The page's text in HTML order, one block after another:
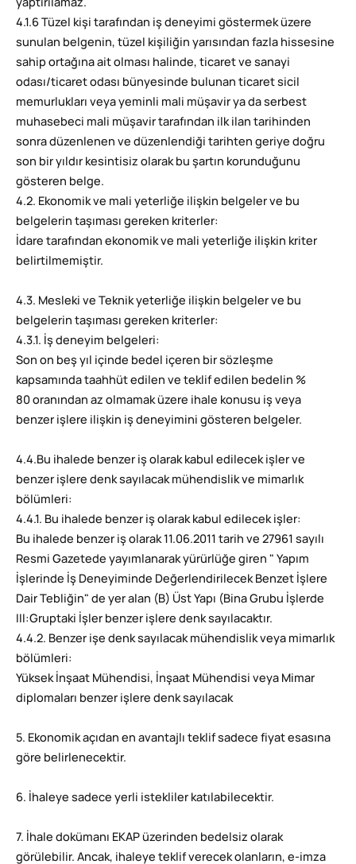
yaptırılamaz.
4.1.6 Tüzel kişi tarafından iş deneyimi göstermek üzere
sunulan belgenin, tüzel kişiliğin yarısından fazla hissesine
sahip ortağına ait olması halinde, ticaret ve sanayi
odası/ticaret odası bünyesinde bulunan ticaret sicil
memurlukları veya yeminli mali müşavir ya da serbest
muhasebeci mali müşavir tarafından ilk ilan tarihinden
sonra düzenlenen ve düzenlendiği tarihten geriye doğru
son bir yıldır kesintisiz olarak bu şartın korunduğunu
gösteren belge.
4.2. Ekonomik ve mali yeterliğe ilişkin belgeler ve bu
belgelerin taşıması gereken kriterler:
İdare tarafından ekonomik ve mali yeterliğe ilişkin kriter
belirtilmemiştir.
4.3. Mesleki ve Teknik yeterliğe ilişkin belgeler ve bu
belgelerin taşıması gereken kriterler:
4.3.1. İş deneyim belgeleri:
Son on beş yıl içinde bedel içeren bir sözleşme
kapsamında taahhüt edilen ve teklif edilen bedelin %
80 oranından az olmamak üzere ihale konusu iş veya
benzer işlere ilişkin iş deneyimini gösteren belgeler.
4.4.Bu ihalede benzer iş olarak kabul edilecek işler ve
benzer işlere denk sayılacak mühendislik ve mimarlık
bölümleri:
4.4.1. Bu ihalede benzer iş olarak kabul edilecek işler:
Bu ihalede benzer iş olarak 11.06.2011 tarih ve 27961 sayılı
Resmi Gazetede yayımlanarak yürürlüğe giren " Yapım
İşlerinde İş Deneyiminde Değerlendirilecek Benzet İşlere
Dair Tebliğin" de yer alan (B) Üst Yapı (Bina Grubu İşlerde
III:Gruptaki İşler benzer işlere denk sayılacaktır.
4.4.2. Benzer işe denk sayılacak mühendislik veya mimarlık
bölümleri:
Yüksek İnşaat Mühendisi, İnşaat Mühendisi veya Mimar
diplomaları benzer işlere denk sayılacak
5. Ekonomik açıdan en avantajlı teklif sadece fiyat esasına
göre belirlenecektir.
6. İhaleye sadece yerli istekliler katılabilecektir.
7. İhale dokümanı EKAP üzerinden bedelsiz olarak
görülebilir. Ancak, ihaleye teklif verecek olanların, e-imza